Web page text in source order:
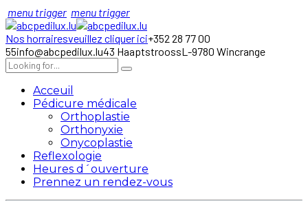
menu trigger menu trigger
Nos horrairesveuillez cliquer ici+352 28 77 00
55info@abcpedilux.lu43 HaaptstroossL-9780 Wincrange
Acceuil
Pédicure médicale
Orthoplastie
Orthonyxie
Onycoplastie
Reflexologie
Heures d´ouverture
Prennez un rendez-vous